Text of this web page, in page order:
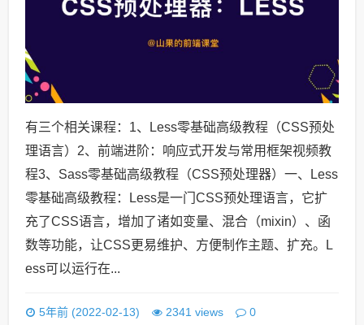
有三个相关课程：1、Less零基础高级教程（CSS预处
理语言）2、前端进阶：响应式开发与常用框架视频教
程3、Sass零基础高级教程（CSS预处理器）一、Less
零基础高级教程：Less是一门CSS预处理语言，它扩
充了CSS语言，增加了诸如变量、混合（mixin）、函
数等功能，让CSS更易维护、方便制作主题、扩充。L
ess可以运行在...
5年前 (2022-02-13) 2341 views 0